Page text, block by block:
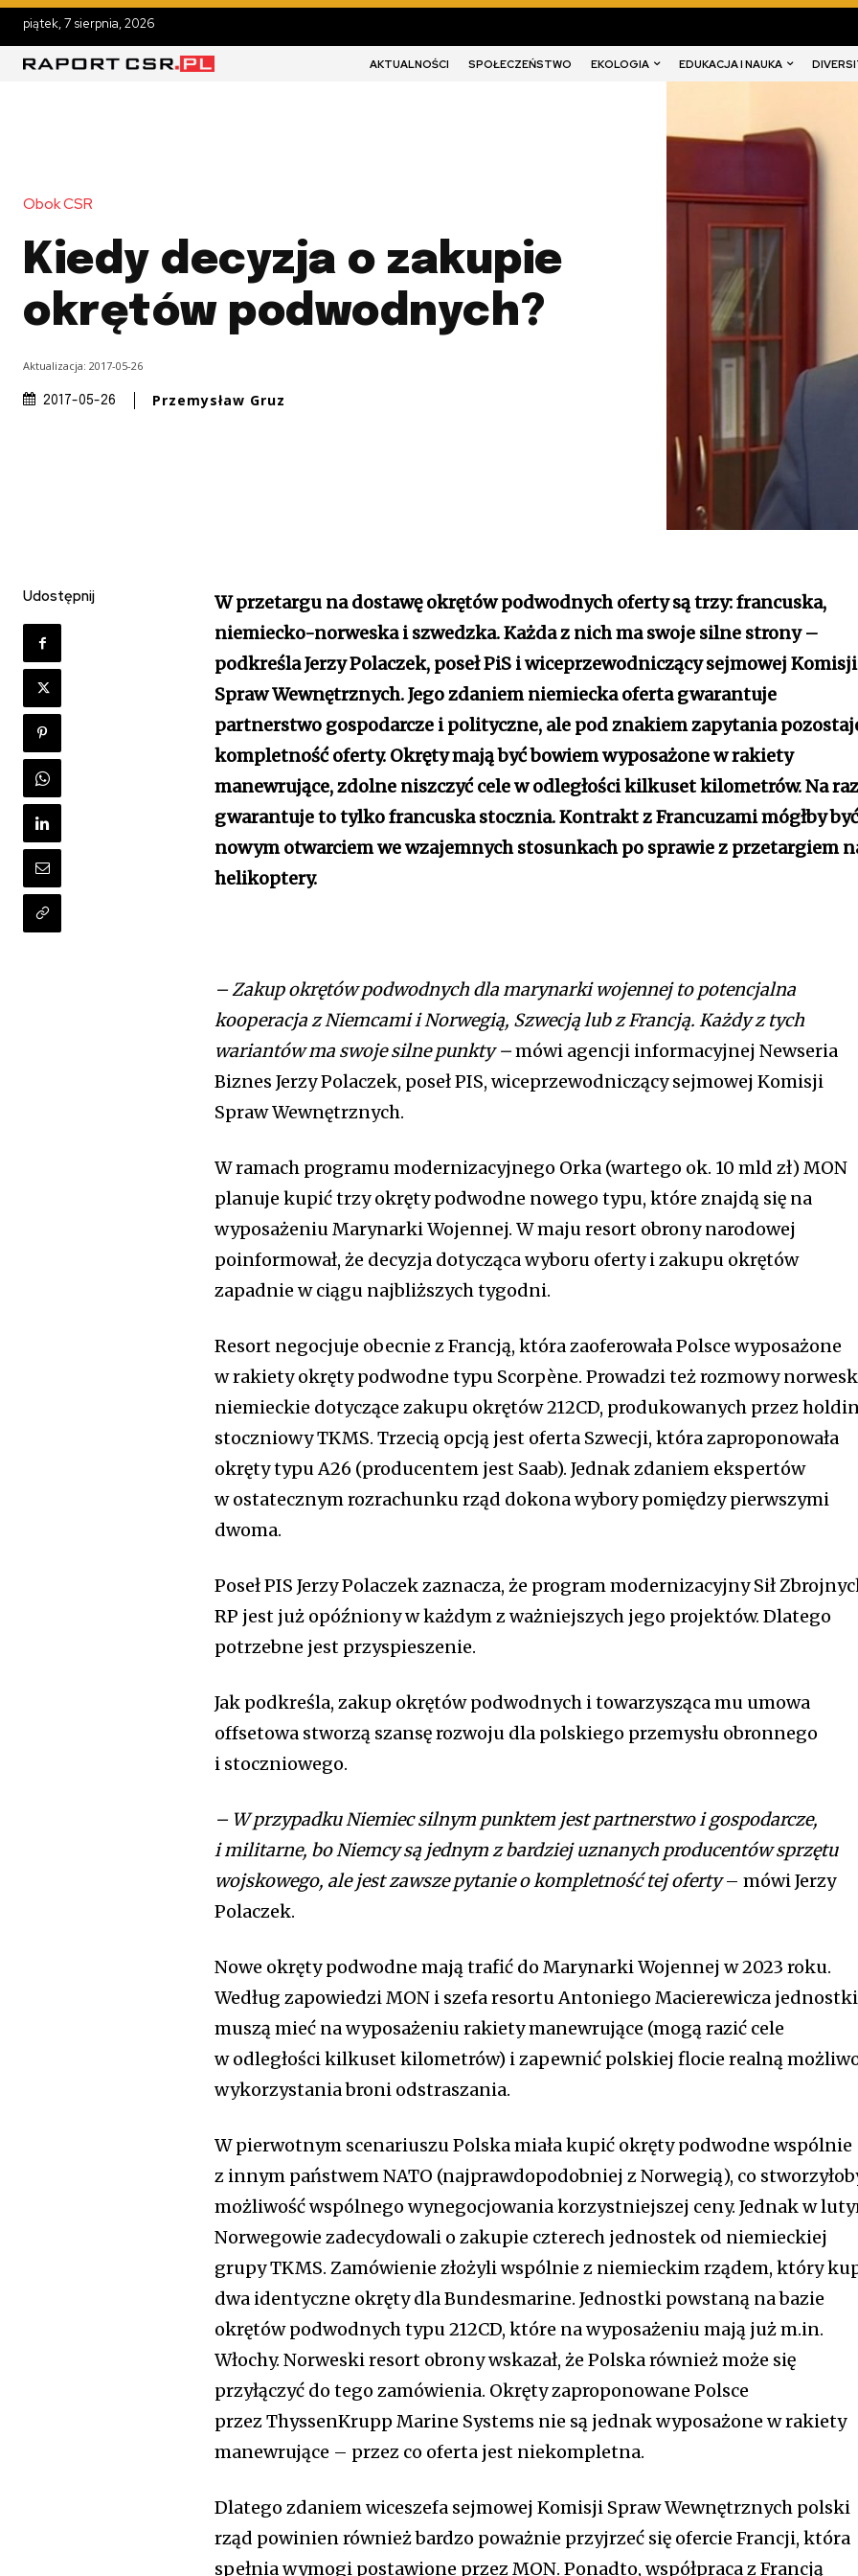
piątek, 7 sierpnia, 2026
AKTUALNOŚCI SPOŁECZEŃSTWO EKOLOGIA EDUKACJA I NAUKA
Obok CSR
Kiedy decyzja o zakupie
okrętów podwodnych?
Aktualizacja: 2017-05-26
2017-05-26 Przemysław Gruz
Udostępnij
W przetargu na dostawę okrętów podwodnych oferty są trzy: francuska,
niemiecko-norweska i szwedzka. Każda z nich ma swoje silne strony –
podkreśla Jerzy Polaczek, poseł PiS i wiceprzewodniczący sejmowej Komisji
Spraw Wewnętrznych. Jego zdaniem niemiecka oferta gwarantuje
partnerstwo gospodarcze i polityczne, ale pod znakiem zapytania
kompletność oferty. Okręty mają być bowiem wyposażone w rakiety
manewrujące, zdolne niszczyć cele w odległości kilkuset kilometrów. Na
gwarantuje to tylko francuska stocznia. Kontrakt z Francuzami mógłby
nowym otwarciem we wzajemnych stosunkach po sprawie z przetargiem
helikoptery.
– Zakup okrętów podwodnych dla marynarki wojennej to potencjalna
kooperacja z Niemcami i Norwegią, Szwecją lub z Francją. Każdy z tych
wariantów ma swoje silne punkty –mówi agencji informacyjnej Newseria
Biznes Jerzy Polaczek, poseł PIS, wiceprzewodniczący sejmowej Komisji
Spraw Wewnętrznych.
W ramach programu modernizacyjnego Orka (wartego ok. 10 mld zł) MON
planuje kupić trzy okręty podwodne nowego typu, które znajdą się na
wyposażeniu Marynarki Wojennej. W maju resort obrony narodowej
poinformował, że decyzja dotycząca wyboru oferty i zakupu okrętów
zapadnie w ciągu najbliższych tygodni.
Resort negocjuje obecnie z Francją, która zaoferowała Polsce wyposażone
w rakiety okręty podwodne typu Scorpène. Prowadzi też rozmowy
niemieckie dotyczące zakupu okrętów 212CD, produkowanych przez
stoczniowy TKMS. Trzecią opcją jest oferta Szwecji, która zaproponowała
okręty typu A26 (producentem jest Saab). Jednak zdaniem ekspertów
w ostatecznym rozrachunku rząd dokona wybory pomiędzy pierwszymi
dwoma.
Poseł PIS Jerzy Polaczek zaznacza, że program modernizacyjny Sił
RP jest już opóźniony w każdym z ważniejszych jego projektów. Dlatego
potrzebne jest przyspieszenie.
Jak podkreśla, zakup okrętów podwodnych i towarzysząca mu umowa
offsetowa stworzą szansę rozwoju dla polskiego przemysłu obronnego
i stoczniowego.
– W przypadku Niemiec silnym punktem jest partnerstwo i gospodarcze,
i militarne, bo Niemcy są jednym z bardziej uznanych producentów sprzętu
wojskowego, ale jest zawsze pytanie o kompletność tej oferty – mówi Jerzy
Polaczek.
Nowe okręty podwodne mają trafić do Marynarki Wojennej w 2023 roku.
Według zapowiedzi MON i szefa resortu Antoniego Macierewicza jednostki
muszą mieć na wyposażeniu rakiety manewrujące (mogą razić cele
w odległości kilkuset kilometrów) i zapewnić polskiej flocie realną
wykorzystania broni odstraszania.
W pierwotnym scenariuszu Polska miała kupić okręty podwodne wspólnie
z innym państwem NATO (najprawdopodobniej z Norwegią), co
możliwość wspólnego wynegocjowania korzystniejszej ceny. Jednak w
Norwegowie zadecydowali o zakupie czterech jednostek od niemieckiej
grupy TKMS. Zamówienie złożyli wspólnie z niemieckim rządem, który
dwa identyczne okręty dla Bundesmarine. Jednostki powstaną na bazie
okrętów podwodnych typu 212CD, które na wyposażeniu mają już m.in.
Włochy. Norweski resort obrony wskazał, że Polska również może się
przyłączyć do tego zamówienia. Okręty zaproponowane Polsce
przez ThyssenKrupp Marine Systems nie są jednak wyposażone w rakiety
manewrujące – przez co oferta jest niekompletna.
Dlatego zdaniem wiceszefa sejmowej Komisji Spraw Wewnętrznych polski
rząd powinien również bardzo poważnie przyjrzeć się ofercie Francji, która
spełnia wymogi postawione przez MON. Ponadto, współpraca z Francją